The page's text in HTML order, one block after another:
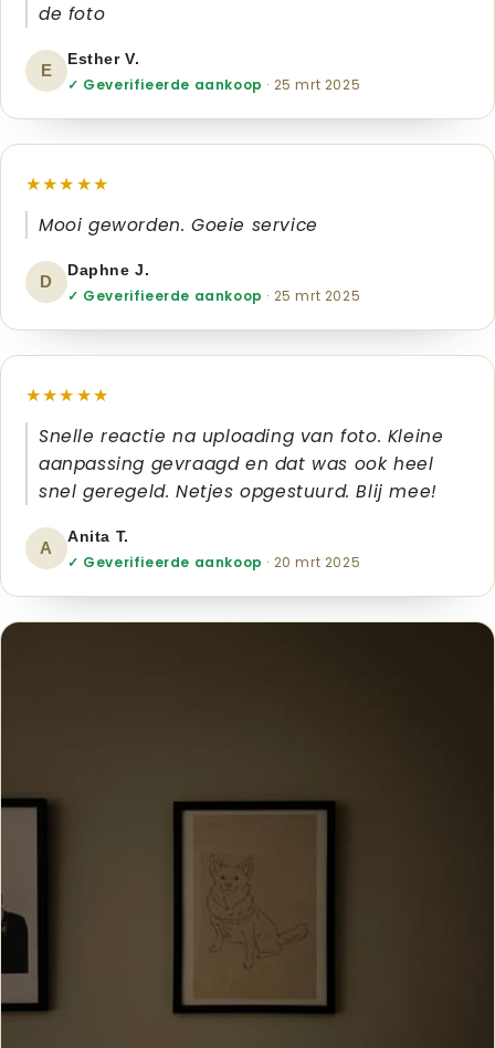
de foto
E
Esther V.
✓ Geverifieerde aankoop · 25 mrt 2025
★★★★★
Mooi geworden. Goeie service
D
Daphne J.
✓ Geverifieerde aankoop · 25 mrt 2025
★★★★★
Snelle reactie na uploading van foto. Kleine
aanpassing gevraagd en dat was ook heel
snel geregeld. Netjes opgestuurd. Blij mee!
A
Anita T.
✓ Geverifieerde aankoop · 20 mrt 2025